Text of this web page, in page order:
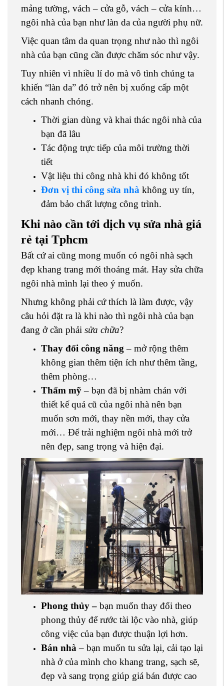
mảng tường, vách – cửa gỗ, vách – cửa kính…
ngôi nhà của bạn như làn da của người phụ nữ.
Việc quan tâm da quan trọng như nào thì ngôi
nhà của bạn cũng cần được chăm sóc như vậy.
Tuy nhiên vì nhiều lí do mà vô tình chúng ta
khiến “làn da” đó trở nên bị xuống cấp một
cách nhanh chóng.
Thời gian dùng và khai thác ngôi nhà của
bạn đã lâu
Tác động trực tiếp của môi trường thời
tiết
Vật liệu thi công nhà khi đó không tốt
Đơn vị thi công sửa nhà không uy tín,
đảm bảo chất lượng công trình.
Khi nào cần tới dịch vụ sửa nhà giá
rẻ tại Tphcm
Bất cứ ai cũng mong muốn có ngôi nhà sạch
đẹp khang trang mới thoáng mát. Hay sửa chữa
ngôi nhà mình lại theo ý muốn.
Nhưng không phải cứ thích là làm được, vậy
câu hỏi đặt ra là khi nào thì ngôi nhà của bạn
đang ở cần phải sửa chữa?
Thay đổi công năng – mở rộng thêm
không gian thêm tiện ích như thêm tầng,
thêm phòng…
Thẩm mỹ– bạn đã bị nhàm chán với
thiết kế quá cũ của ngôi nhà nên bạn
muốn sơn mới, thay nền mới, thay cửa
mới… Để trải nghiệm ngôi nhà mới trở
nên đẹp, sang trọng và hiện đại.
Phong thủy – bạn muốn thay đổi theo
phong thủy để rước tài lộc vào nhà, giúp
công việc của bạn được thuận lợi hơn.
Bán nhà – bạn muốn tu sửa lại, cải tạo lại
nhà ở của mình cho khang trang, sạch sẽ,
đẹp và sang trọng giúp giá bán được cao